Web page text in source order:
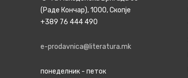
(Раде Кончар), 1000, Скопје
+389 76 444 490
e-prodavnica@literatura.mk
понеделник - петок